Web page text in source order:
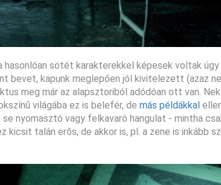
sötét karakterekkel képesek voltak
bevet, kapunk meglepően jól kivitelezett (azaz
meg már az alapsztoriból adódóan ott van.
világába ez is belefér, de más példákkal
nyomasztó vagy felkavaró hangulat - mintha
talán erős, de akkor is, pl. a zene is inkább